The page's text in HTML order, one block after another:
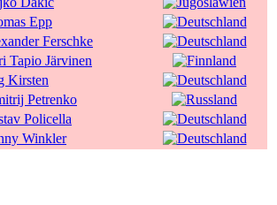
Epp
Ferschke
Tapio Järvinen
Kirsten
Petrenko
Policella
Winkler